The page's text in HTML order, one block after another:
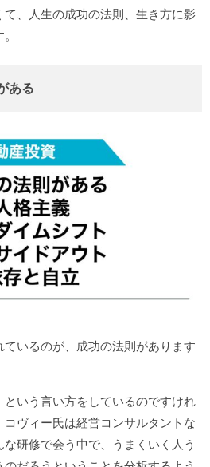
て、人生の成功の法則、生き方に影
ある
いるのが、成功の法則があります
という言い方をしているのですけれ
ヴィー氏は経営コンサルタントな
研修で会う中で、うまくいく人う